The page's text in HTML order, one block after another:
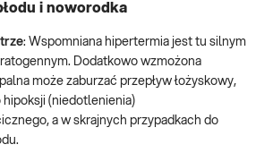
i noworodka
: Wspomniana hipertermia jest tu silnym
Dodatkowo wzmożona
może zaburzać przepływ łożyskowy,
hipoksji (niedotlenienia)
a w skrajnych przypadkach do